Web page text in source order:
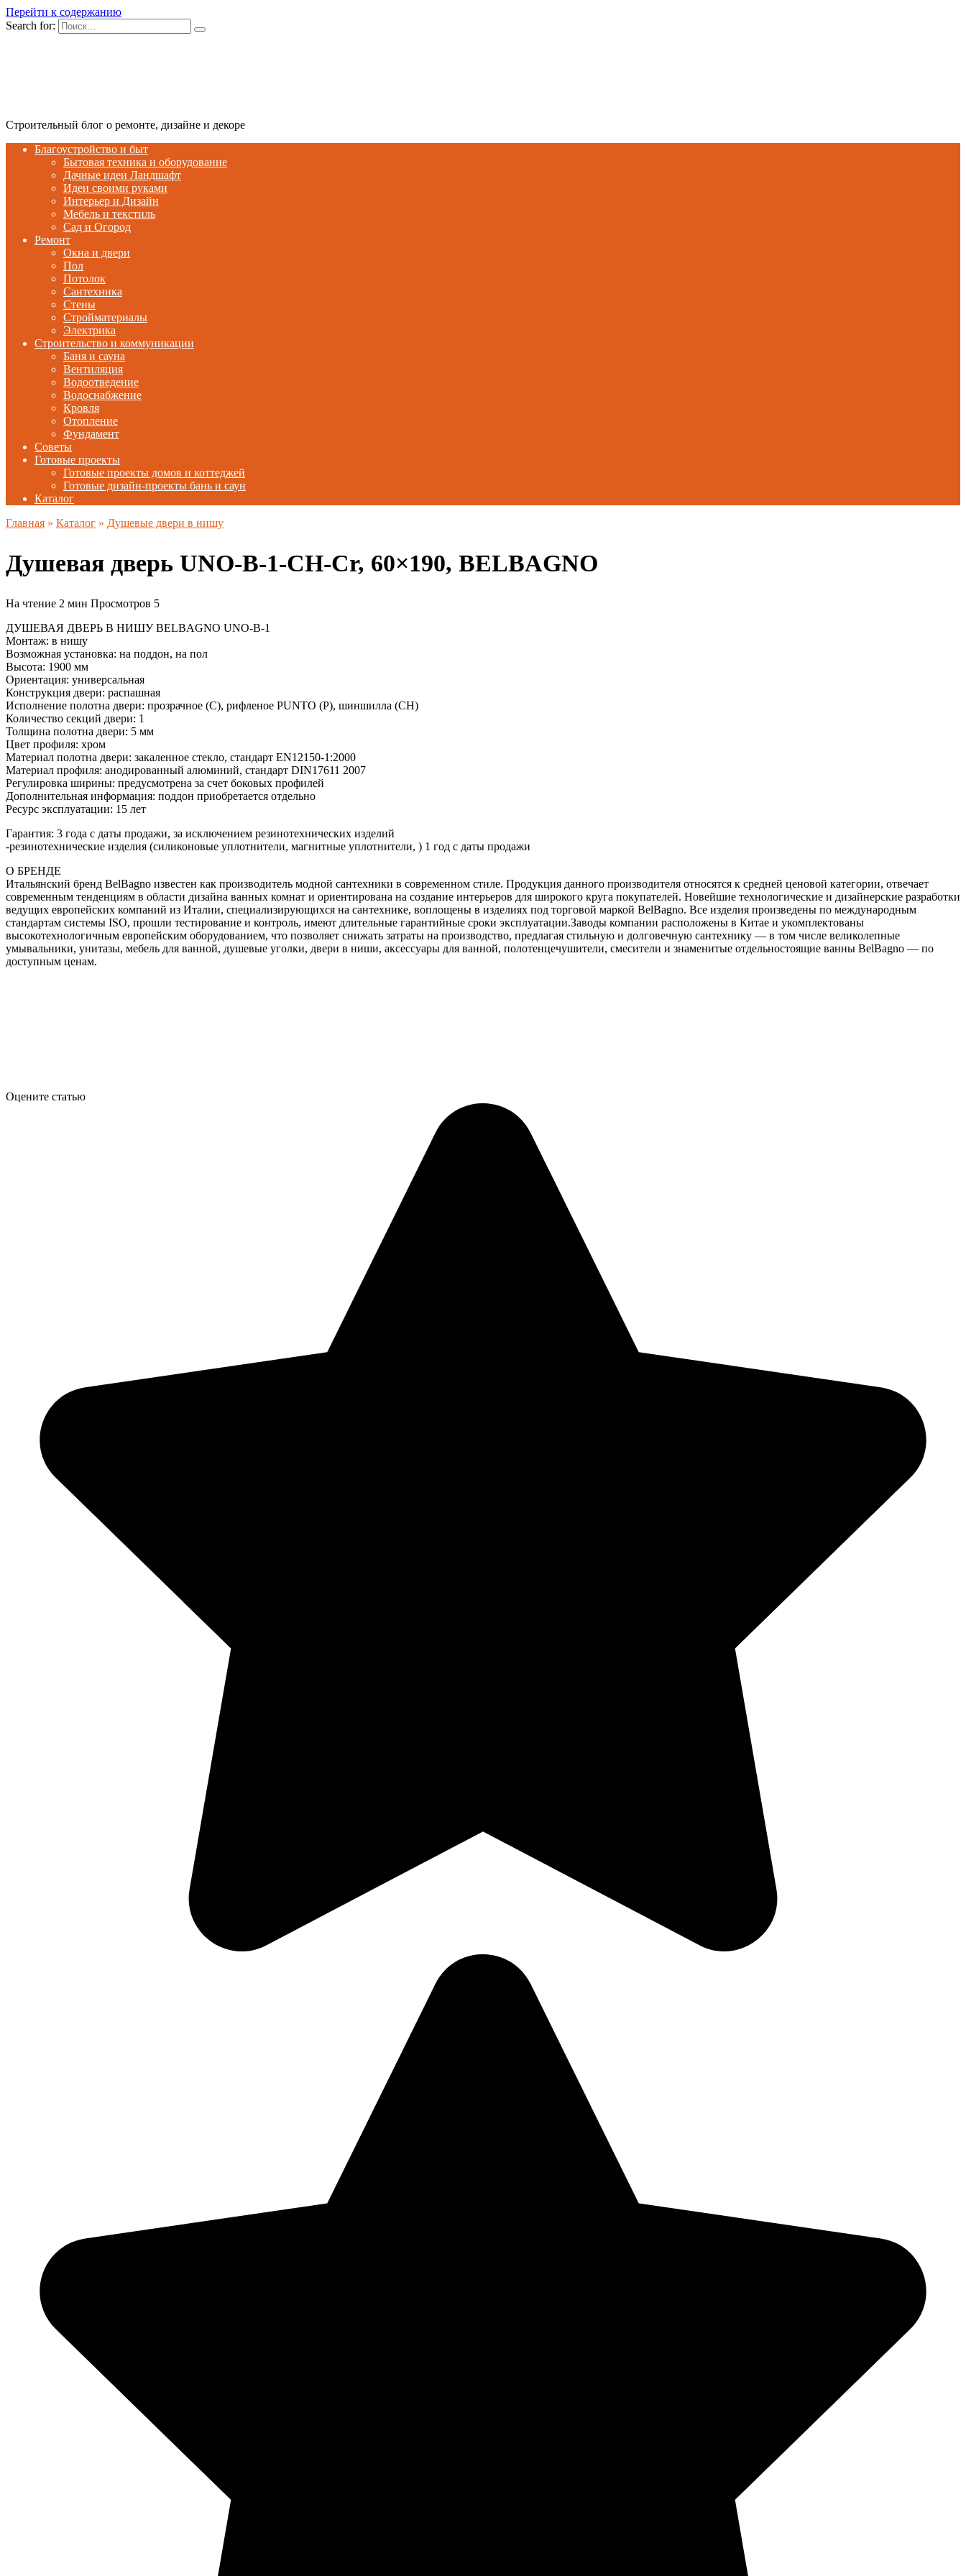
Перейти к содержанию
Search for:
Строительный блог о ремонте, дизайне и декоре
Благоустройство и быт
Бытовая техника и оборудование
Дачные идеи Ландшафт
Идеи своими руками
Интерьер и Дизайн
Мебель и текстиль
Сад и Огород
Ремонт
Окна и двери
Пол
Потолок
Сантехника
Стены
Стройматериалы
Электрика
Строительство и коммуникации
Баня и сауна
Вентиляция
Водоотведение
Водоснабжение
Кровля
Отопление
Фундамент
Советы
Готовые проекты
Готовые проекты домов и коттеджей
Готовые дизайн-проекты бань и саун
Каталог
Главная » Каталог » Душевые двери в нишу
Душевая дверь UNO-B-1-СН-Cr, 60×190, BELBAGNO
На чтение 2 мин Просмотров 5
ДУШЕВАЯ ДВЕРЬ В НИШУ BELBAGNO UNO-B-1
Монтаж: в нишу
Возможная установка: на поддон, на пол
Высота: 1900 мм
Ориентация: универсальная
Конструкция двери: распашная
Исполнение полотна двери: прозрачное (C), рифленое PUNTO (P), шиншилла (СН)
Количество секций двери: 1
Толщина полотна двери: 5 мм
Цвет профиля: хром
Материал полотна двери: закаленное стекло, стандарт EN12150-1:2000
Материал профиля: анодированный алюминий, стандарт DIN17611 2007
Регулировка ширины: предусмотрена за счет боковых профилей
Дополнительная информация: поддон приобретается отдельно
Ресурс эксплуатации: 15 лет
Гарантия: 3 года с даты продажи, за исключением резинотехнических изделий
-резинотехнические изделия (силиконовые уплотнители, магнитные уплотнители, ) 1 год с даты продажи
О БРЕНДЕ
Итальянский бренд BelBagno известен как производитель модной сантехники в современном стиле. Продукция данного производителя относятся к средней ценовой категории, отвечает
современным тенденциям в области дизайна ванных комнат и ориентирована на создание интерьеров для широкого круга покупателей. Новейшие технологические и дизайнерские разработки
ведущих европейских компаний из Италии, специализирующихся на сантехнике, воплощены в изделиях под торговой маркой BelBagno. Все изделия произведены по международным
стандартам системы ISO, прошли тестирование и контроль, имеют длительные гарантийные сроки эксплуатации.Заводы компании расположены в Китае и укомплектованы
высокотехнологичным европейским оборудованием, что позволяет снижать затраты на производство, предлагая стильную и долговечную сантехнику — в том числе великолепные
умывальники, унитазы, мебель для ванной, душевые уголки, двери в ниши, аксессуары для ванной, полотенцечушители, смесители и знаменитые отдельностоящие ванны BelBagno — по
доступным ценам.
Оцените статью